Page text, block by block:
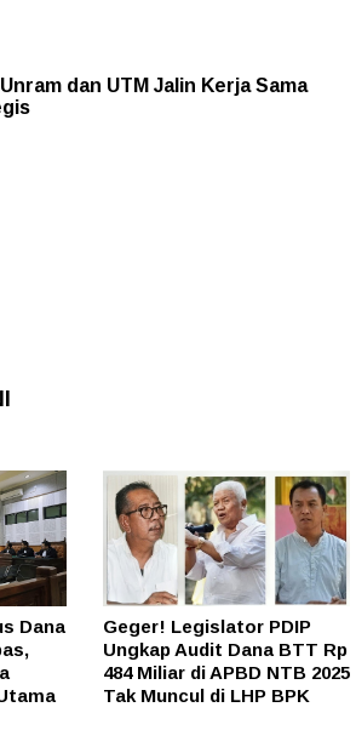
dan UTM Jalin Kerja Sama
Dana
Geger! Legislator PDIP
Ungkap Audit Dana BTT Rp
484 Miliar di APBD NTB 2025
Tak Muncul di LHP BPK